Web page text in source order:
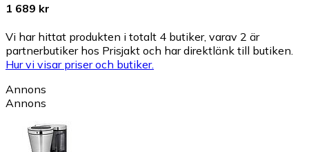
1 689 kr
Vi har hittat produkten i totalt 4 butiker, varav 2 är
partnerbutiker hos Prisjakt och har direktlänk till butiken.
Hur vi visar priser och butiker.
Annons
Annons